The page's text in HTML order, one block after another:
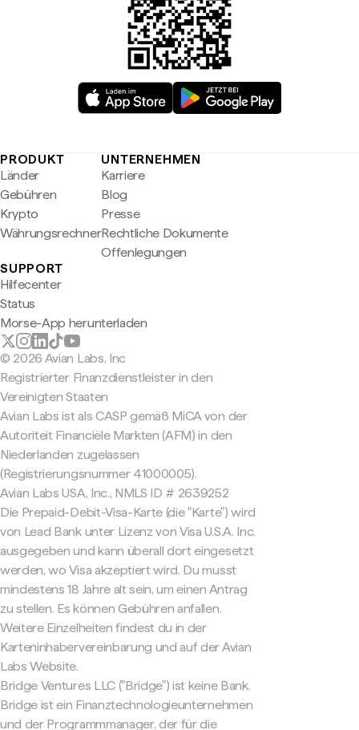
PRODUKT
Länder
Gebühren
Krypto
Währungsrechner
UNTERNEHMEN
Karriere
Blog
Presse
Rechtliche Dokumente
Offenlegungen
SUPPORT
Hilfecenter
Status
Morse-App herunterladen
© 2026 Avian Labs, Inc
Registrierter Finanzdienstleister in den
Vereinigten Staaten
Avian Labs ist als CASP gemäß MiCA von der
Autoriteit Financiële Markten (AFM) in den
Niederlanden zugelassen
(Registrierungsnummer 41000005).
Avian Labs USA, Inc., NMLS ID # 2639252
Die Prepaid-Debit-Visa-Karte (die "Karte") wird
von Lead Bank unter Lizenz von Visa U.S.A. Inc.
ausgegeben und kann überall dort eingesetzt
werden, wo Visa akzeptiert wird. Du musst
mindestens 18 Jahre alt sein, um einen Antrag
zu stellen. Es können Gebühren anfallen.
Weitere Einzelheiten findest du in der
Karteninhabervereinbarung und auf der Avian
Labs Website.
Bridge Ventures LLC ("Bridge") ist keine Bank.
Bridge ist ein Finanztechnologieunternehmen
und der Programmmanager, der für die